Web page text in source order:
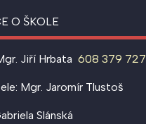
O ŠKOLE
Jiří Hrbata 608 379 727
Mgr. Jaromír Tlustoš
Slánská